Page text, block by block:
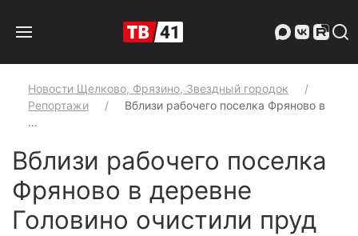
Новости Щелково, Фрязино, Звездный городок
Репортажи
Вблизи рабочего поселка Фряново в
…
Вблизи рабочего поселка
Фряново в деревне
Головино очистили пруд